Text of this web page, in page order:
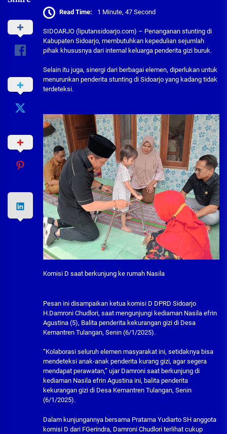
Read Time: 1 Minute, 47 Second
SIDOARJO (liputansidoarjo.com) – Penanganan stunting di
Kabupaten Sidoarjo, membutuhkan kepedulian sejumlah
pihak khususnya dari internal keluarga penderita gizi buruk.
Selain itu juga, sinergi dari berbagai elemen, diperlukan untuk
menurunkan penderita stunting di Sidoarjo yang kadang tidak
terdeteksi.
Komisi D saat berkunjung ke rumah Nasila
Pesan ini disampaikan ketua komisi D DPRD Sidoarjo
H.Damroni Chudlori, saat mengunjungi kediaman Nasila efrin
Agustina (5), Balita penderita kekurangan gizi di Desa
Kemantren Tulangan, Senin (6/1/2025).
“Kolaborasi seluruh elemen masyarakat ini, setidaknya bisa
mendeteksi anak-anak penderita kurang gizi, agar segera
mendapat perawatan,” ujar Damroni saat berkunjung di
kediaman Nasila efrin Agustina ini, balita penderita
kekurangan gizi di Desa Kemantren Tulangan, Senin
(6/1/2025).
Dalam kunjungannya bersama Pratama Yudiarto SH anggota
komisi D dari FGerindra, Damroni Chudlori terlihat cukup